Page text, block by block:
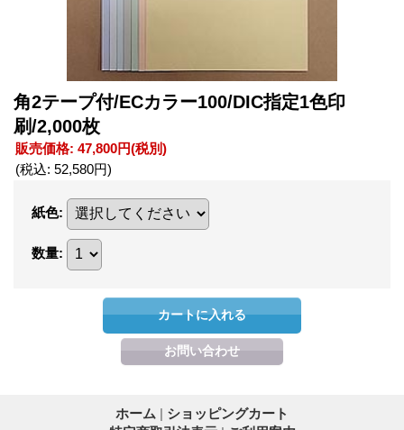
角2テープ付/ECカラー100/DIC指定1色印
刷/2,000枚
販売価格: 47,800円(税別)
(税込: 52,580円)
紙色:
数量:
ホーム | ショッピングカート